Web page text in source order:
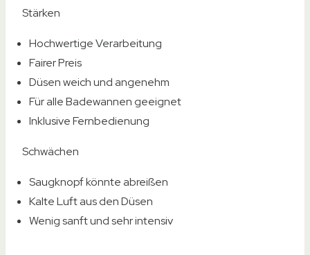
Stärken
Hochwertige Verarbeitung
Fairer Preis
Düsen weich und angenehm
Für alle Badewannen geeignet
Inklusive Fernbedienung
Schwächen
Saugknopf könnte abreißen
Kalte Luft aus den Düsen
Wenig sanft und sehr intensiv